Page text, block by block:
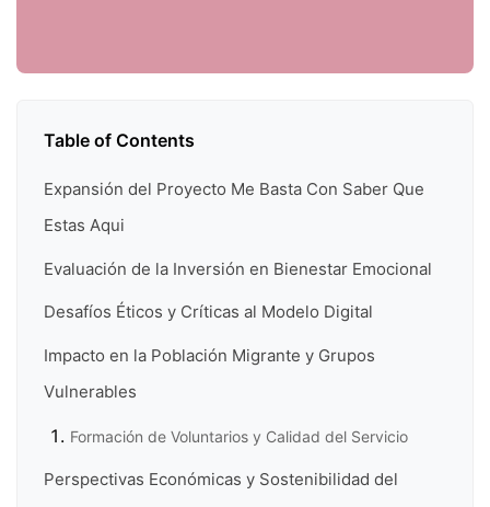
Table of Contents
Expansión del Proyecto Me Basta Con Saber Que
Estas Aqui
Evaluación de la Inversión en Bienestar Emocional
Desafíos Éticos y Críticas al Modelo Digital
Impacto en la Población Migrante y Grupos
Vulnerables
Formación de Voluntarios y Calidad del Servicio
Perspectivas Económicas y Sostenibilidad del